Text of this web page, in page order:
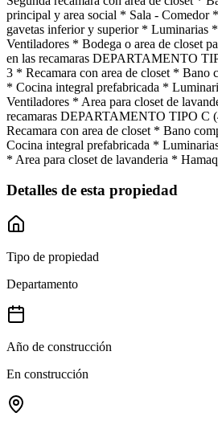
principal y area social * Sala - Comedor
gavetas inferior y superior * Luminarias
Ventiladores * Bodega o area de closet
en las recamaras DEPARTAMENTO
3 * Recamara con area de closet * Bano
* Cocina integral prefabricada *
Ventiladores * Area para closet de
recamaras DEPARTAMENTO TIPO C
Recamara con area de closet * Bano
Cocina integral prefabricada *
* Area para closet de lavanderia *
Detalles de esta propiedad
Tipo de propiedad
Departamento
Año de construcción
En construcción